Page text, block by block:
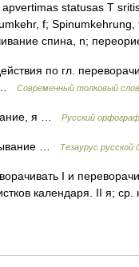
statusas T
f; Spinumkehrung,
спина, n;
по гл.
…
Современный толковый
я … Русский
… Тезаурус русской
I и
календаря. II я;